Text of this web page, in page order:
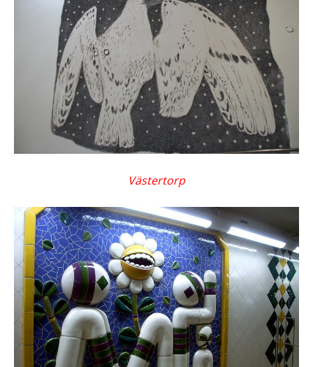
Västertorp